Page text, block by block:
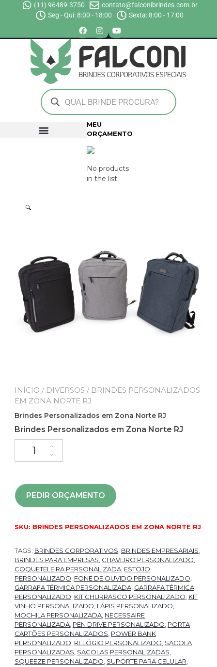
(11) 96489-3750
contato@falconibrindes.com.br
Seg - Qui: 8:00 - 18:00
Sexta: 8:00 - 17:00
MEU
ORÇAMENTO
No products
in the list
🔍
INÍCIO / DIVERSOS / BRINDES PERSONALIZADOS
EM ZONA NORTE RJ
Brindes Personalizados em Zona Norte RJ
Brindes Personalizados em Zona Norte RJ
PEDIR ORÇAMENTO
SKU: BRINDES PERSONALIZADOS EM ZONA NORTE RJ
TAGS: BRINDES CORPORATIVOS BRINDES EMPRESARIAIS
BRINDES PARA EMPRESAS CHAVEIRO PERSONALIZADO
COQUETELEIRA PERSONALIZADA ESTOJO
PERSONALIZADO FONE DE OUVIDO PERSONALIZADO
GARRAFA TÉRMICA PERSONALIZADA GARRAFA TÉRMICA
PERSONALIZADO KIT CHURRASCO PERSONALIZADO KIT
VINHO PERSONALIZADO LÁPIS PERSONALIZADO
MOCHILA PERSONALIZADA NECESSAIRE
PERSONALIZADA PEN DRIVE PERSONALIZADO PORTA
CARTÕES PERSONALIZADOS POWER BANK
PERSONALIZADO RELÓGIO PERSONALIZADO SACOLA
PERSONALIZADAS SACOLAS PERSONALIZADAS
SQUEEZE PERSONALIZADO SUPORTE PARA CELULAR